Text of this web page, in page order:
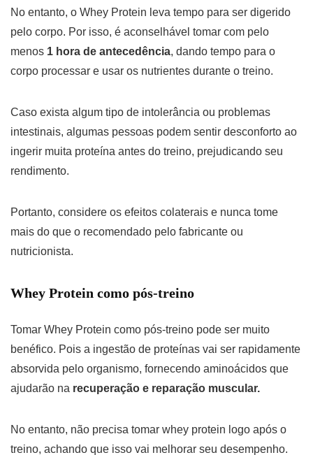
No entanto, o Whey Protein leva tempo para ser digerido
pelo corpo. Por isso, é aconselhável tomar com pelo
menos 1 hora de antecedência, dando tempo para o
corpo processar e usar os nutrientes durante o treino.
Caso exista algum tipo de intolerância ou problemas
intestinais, algumas pessoas podem sentir desconforto ao
ingerir muita proteína antes do treino, prejudicando seu
rendimento.
Portanto, considere os efeitos colaterais e nunca tome
mais do que o recomendado pelo fabricante ou
nutricionista.
Whey Protein como pós-treino
Tomar Whey Protein como pós-treino pode ser muito
benéfico. Pois a ingestão de proteínas vai ser rapidamente
absorvida pelo organismo, fornecendo aminoácidos que
ajudarão na recuperação e reparação muscular.
No entanto, não precisa tomar whey protein logo após o
treino, achando que isso vai melhorar seu desempenho.